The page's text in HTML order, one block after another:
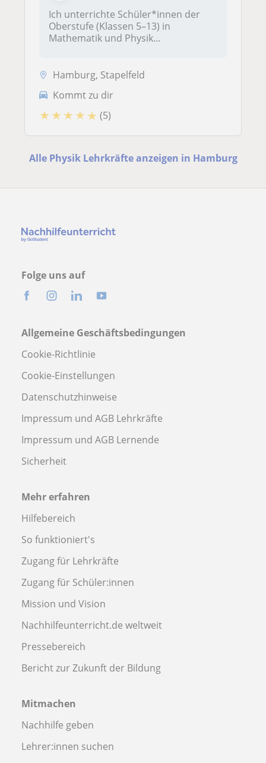
Ich unterrichte Schüler*innen der
Oberstufe (Klassen 5–13) in
Mathematik und Physik...
Hamburg, Stapelfeld
Kommt zu dir
★ ★ ★ ★ ★ (5)
Alle Physik Lehrkräfte anzeigen in Hamburg
Folge uns auf
Allgemeine Geschäftsbedingungen
Cookie-Richtlinie
Cookie-Einstellungen
Datenschutzhinweise
Impressum und AGB Lehrkräfte
Impressum und AGB Lernende
Sicherheit
Mehr erfahren
Hilfebereich
So funktioniert's
Zugang für Lehrkräfte
Zugang für Schüler:innen
Mission und Vision
Nachhilfeunterricht.de weltweit
Pressebereich
Bericht zur Zukunft der Bildung
Mitmachen
Nachhilfe geben
Lehrer:innen suchen